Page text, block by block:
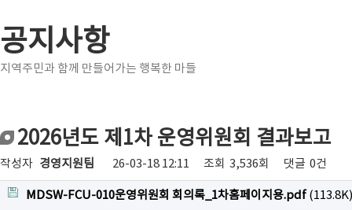
공지사항
지역주민과 함께 만들어가는 행복한 마들
2026년도 제1차 운영위원회 결과보고
작성자 경영지원팀 26-03-18 12:11 조회 3,536회 댓글 0건
MDSW-FCU-010운영위원회 회의록_1차홈페이지용.pdf (113.8K)